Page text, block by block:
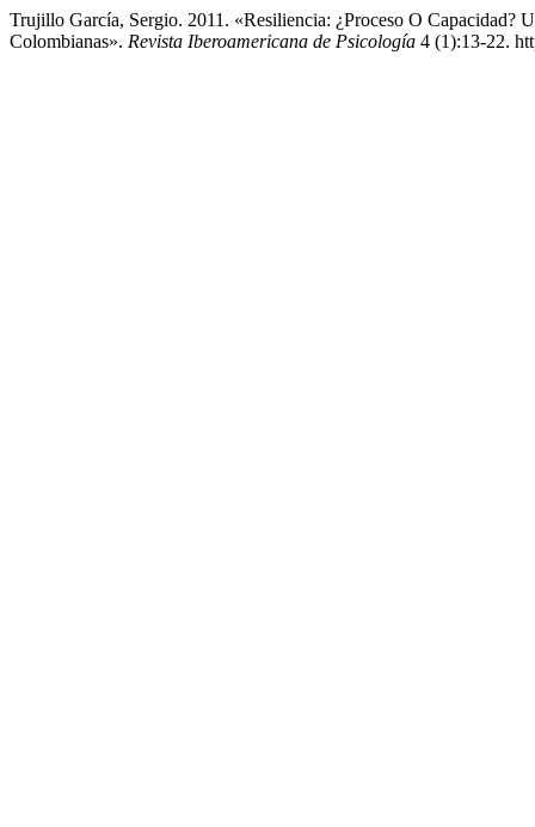
Trujillo García, Sergio. 2011. «Resiliencia: ¿Proceso O
Colombianas». Revista Iberoamericana de Psicología 4 (1):13-22.